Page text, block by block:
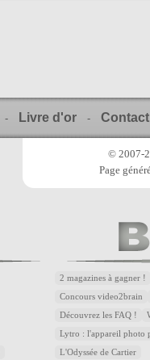
- Livre d'or - Contact
© 2007-
Page
2 magazines à gagner !
Concours video2brain
Découvrez les FAQ !
Lytro : l'appareil photo
L'Odyssée de Cartier